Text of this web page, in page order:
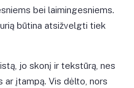
bei laimingesniems.
būtina atsižvelgti tiek
jo skonį ir tekstūrą, nes
ar įtampą. Vis dėlto, nors